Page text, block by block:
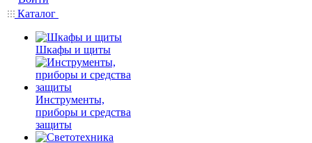
Каталог
Шкафы и щиты
Инструменты,
приборы и средства
защиты